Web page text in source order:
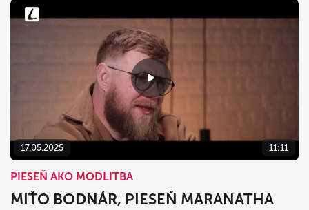
17.05.2025 11:11
PIESEŇ AKO MODLITBA
MIŤO BODNÁR, PIESEŇ MARANATHA